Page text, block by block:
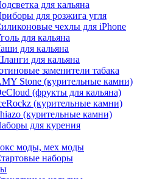
для кальяна
для розжига угля
чехлы для iPhone
для кальяна
для кальяна
для кальяна
заменители табака
Stone (курительные камни)
(фрукты для кальяна)
(курительные камни)
(курительные камни)
для курения
моды, мех моды
наборы